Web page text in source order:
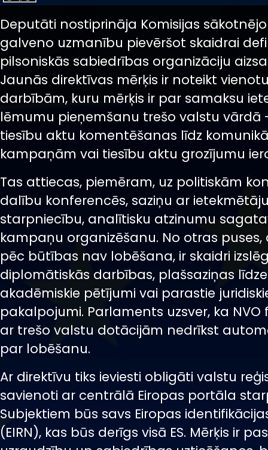
Deputāti nostiprināja Komisijas
galveno uzmanību pievēršot skaidrai
pilsoniskās sabiedrības organizāciju
Jaunās direktīvas mērķis ir noteikt
darbībām, kuru mērķis ir par samaksu
lēmumu pieņemšanu trešo valstu vārdā
tiesību aktu komentēšanas līdz
kampaņām vai tiesību aktu grozījumu
Tas attiecas, piemēram, uz politiskām
dalību konferencēs, saziņu ar
starpniecību, analītisku atzinumu
kampaņu organizēšanu. No otras puses,
pēc būtības nav lobēšana, ir skaidri
diplomātiskās darbības, plašsaziņas
akadēmiskie pētījumi vai parastie
pakalpojumi. Parlaments uzsver, ka
ar trešo valstu dotācijām nedrīkst
par lobēšanu.
Ar direktīvu tiks ieviesti obligāti valstu
savienoti ar centrālā Eiropas portāla
Subjektiem būs savs Eiropas
(EIRN), kas būs derīgs visā ES. Mērķis ir